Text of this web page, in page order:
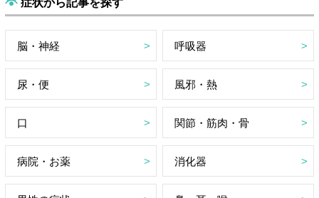
脳・神経 呼吸器
尿・便 風邪・熱
口 関節・筋肉・骨
病院・お薬 消化器